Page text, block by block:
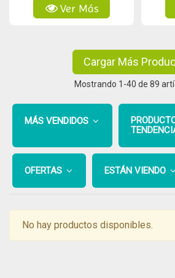
Ver Más
Cargar Más
Mostrando 1 -40 de 89
MÁS VENDIDOS
OFERTAS ESTÁN VIENDO
No hay productos disponibles.